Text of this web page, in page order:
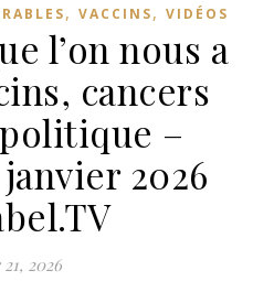
, VACCINS, VIDÉOS
l’on nous a
cancers
–
2026
2026